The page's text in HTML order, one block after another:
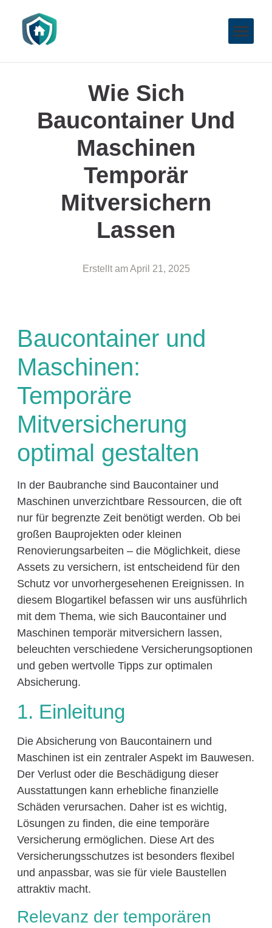
Wie Sich
Baucontainer Und
Maschinen
Temporär
Mitversichern
Lassen
Erstellt am April 21, 2025
Baucontainer und
Maschinen:
Temporäre
Mitversicherung
optimal gestalten
In der Baubranche sind Baucontainer und
Maschinen unverzichtbare Ressourcen, die oft
nur für begrenzte Zeit benötigt werden. Ob bei
großen Bauprojekten oder kleinen
Renovierungsarbeiten – die Möglichkeit, diese
Assets zu versichern, ist entscheidend für den
Schutz vor unvorhergesehenen Ereignissen. In
diesem Blogartikel befassen wir uns ausführlich
mit dem Thema, wie sich Baucontainer und
Maschinen temporär mitversichern lassen,
beleuchten verschiedene Versicherungsoptionen
und geben wertvolle Tipps zur optimalen
Absicherung.
1. Einleitung
Die Absicherung von Baucontainern und
Maschinen ist ein zentraler Aspekt im Bauwesen.
Der Verlust oder die Beschädigung dieser
Ausstattungen kann erhebliche finanzielle
Schäden verursachen. Daher ist es wichtig,
Lösungen zu finden, die eine temporäre
Versicherung ermöglichen. Diese Art des
Versicherungsschutzes ist besonders flexibel
und anpassbar, was sie für viele Baustellen
attraktiv macht.
Relevanz der temporären